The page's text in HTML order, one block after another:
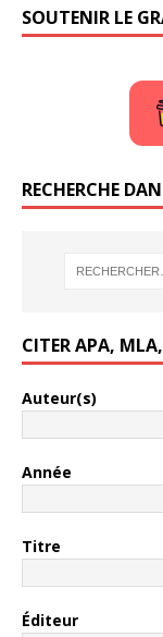
SOUTENIR LE
RECHERCHE
CITER APA,
Auteur(s)
Année
Titre
Éditeur